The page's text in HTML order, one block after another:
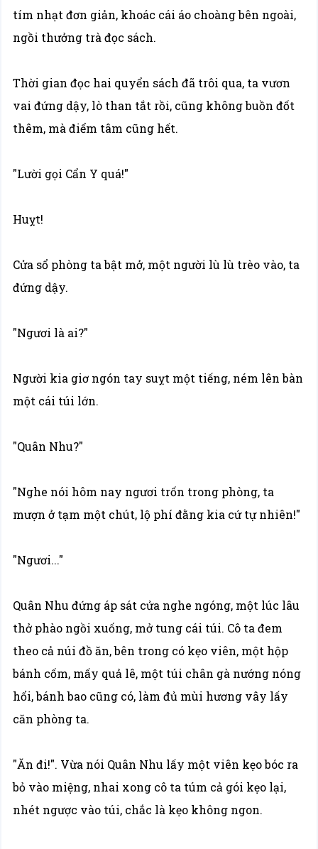
tím nhạt đơn giản, khoác cái áo choàng bên ngoài,
ngồi thưởng trà đọc sách.
Thời gian đọc hai quyển sách đã trôi qua, ta vươn
vai đứng dậy, lò than tắt rồi, cũng không buồn đốt
thêm, mà điểm tâm cũng hết.
"Lười gọi Cẩn Y quá!"
Huỵt!
Cửa sổ phòng ta bật mở, một người lù lù trèo vào, ta
đứng dậy.
"Ngươi là ai?"
Người kia giơ ngón tay suỵt một tiếng, ném lên bàn
một cái túi lớn.
"Quân Nhu?"
"Nghe nói hôm nay ngươi trốn trong phòng, ta
mượn ở tạm một chút, lộ phí đằng kia cứ tự nhiên!"
"Ngươi..."
Quân Nhu đứng áp sát cửa nghe ngóng, một lúc lâu
thở phào ngồi xuống, mở tung cái túi. Cô ta đem
theo cả núi đồ ăn, bên trong có kẹo viên, một hộp
bánh cốm, mấy quả lê, một túi chân gà nướng nóng
hổi, bánh bao cũng có, làm đủ mùi hương vây lấy
căn phòng ta.
"Ăn đi!". Vừa nói Quân Nhu lấy một viên kẹo bóc ra
bỏ vào miệng, nhai xong cô ta túm cả gói kẹo lại,
nhét ngược vào túi, chắc là kẹo không ngon.